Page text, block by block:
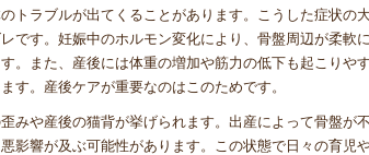
トラブルが出てくることがあります。こうした症状の
です。妊娠中のホルモン変化により、骨盤周辺が柔軟
。また、産後には体重の増加や筋力の低下も起こりや
す。産後ケアが重要なのはこのためです。
みや産後の猫背が挙げられます。出産によって骨盤が不
影響が及ぶ可能性があります。この状態で日々の育児